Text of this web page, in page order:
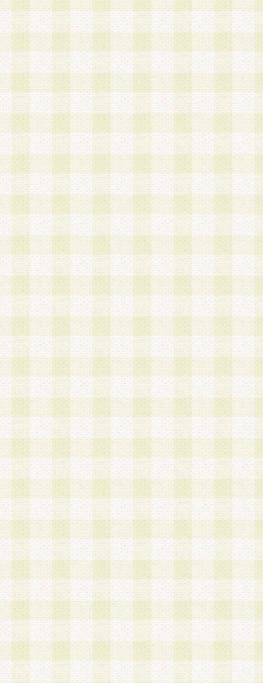
a.既に登録されている会員と同一のメールアドレ
録する場合
b.本サービスと同様のサービスを提供している企
業に従事していると思われる本人またはその家族
場合
c.その他当社が不適切と判断する場合
2.当社は、会員登録希望者を会員として承認する
した 場合、会員登録希望者による会員登録手続
による承認後の場合であっても、会員登録の取り
の抹消を、当社が適切と判 断する方法・手段に
とができるものとします。
3.会員登録希望者が18歳未満、成年被後見人、被
人 である場合は、親権者などの法定代理人の同
録を行うものとします。なお、義務教育学齢に該
者については、登録時に 当社が別途定める方法
権者による承認手続きを行うものとします。
第3条 会員の登録方法
1.会員登録手続きは、会員登録希望者本人が行う
る登録は一切認められないものとします。
2.会員登録希望者は、本規約に同意の後、当社指
画 面」において、当社が指定する必要事項を入
を行うものとします。当社は、会員登録を承認し
会員として本サービスを 受けるためのログイン
を付与します。
3.会員は、会員登録の際に申告する登録情報の全
いかなる虚偽の申告をも行ってはならないものと
4.会員は、複数のログインＩＤおよびパスワード
いものとします。
第4条 ログインIDおよびパスワードの管理
1.会員は、会員登録後、本サイト内にて本サービ
加する際には、前条に基づき当社から付与された
スワードを使用するものとします。
2.登録の際に当社が付与したログインIDおよびパ
の使用に関しては、全て会員本人がその責任を負
3.会員は、当社から付与されたログインIDおよび
貸与、名義変更、売買その他形態を問わず第三者
ならないものとします。
4.当社は、会員によるログインIDおよびパスワー
盗用など第三者の利用に伴う損害の発生について